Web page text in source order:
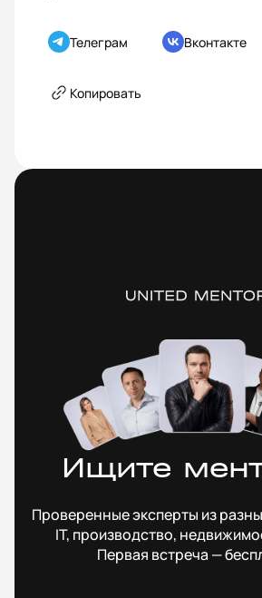
Телеграм Вконтакте
Копировать
Ищите
Проверенные эксперты из
IT, производство,
Первая встреча —